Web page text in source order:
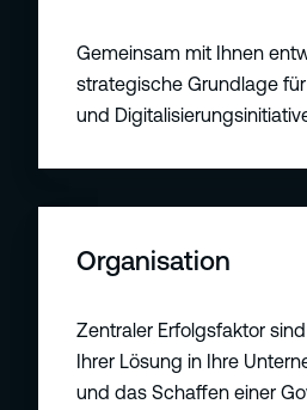
Gemeinsam mit Ihnen
strategische Grundlage
und
Organisation
Zentraler Erfolgsfaktor
Ihrer Lösung in Ihre
und das Schaffen einer